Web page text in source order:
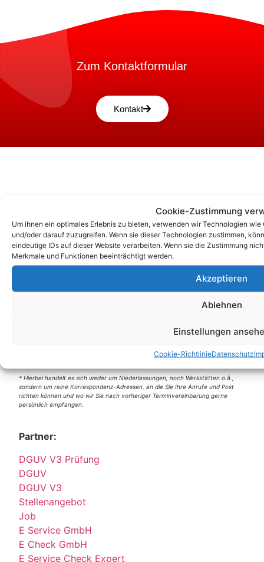
Cookie-Zustimmung
Um ihnen ein optimales Erlebnis zu bieten, verwenden wir Technologien
und/oder darauf zuzugreifen. Wenn sie dieser Technologien zustimmen,
eindeutige IDs auf dieser Website verarbeiten. Wenn sie die Zustimmung
Merkmale und Funktionen beeinträchtigt werden.
Akzeptieren
Ablehnen
Einstellungen
Cookie-RichtlinieDatenschutz
Zum Kontaktformular
Kontakt
* Hierbei handelt es sich weder um Niederlassungen, noch Werkstätten o.ä.,
sondern um reine Korrespondenz-Adressen, an die Sie Ihre Anrufe und Post
richten können und wo wir Sie nach vorheriger Terminvereinbarung gerne
persönlich empfangen.
Partner:
DGUV V3 Prüfung
DGUV
DGUV V3
Stellenangebot
Job
E Service GmbH
E Check GmbH
E Service Check Expert